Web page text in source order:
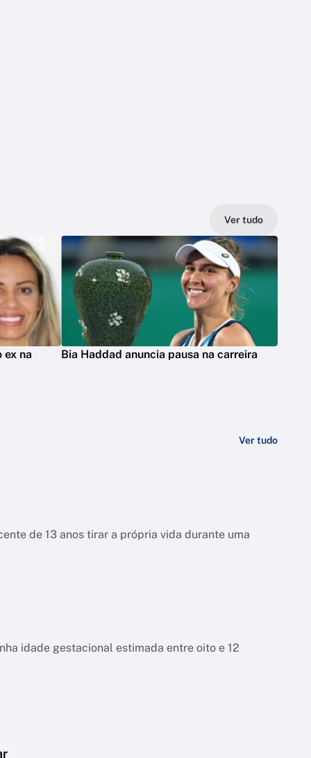
Ver tudo
ex na
Bia Haddad anuncia pausa na carreira
Ver tudo
de 13 anos tirar a própria vida durante uma
idade gestacional estimada entre oito e 12